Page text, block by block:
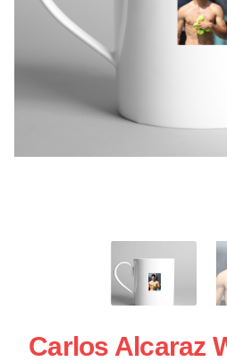
Carlos Alcaraz